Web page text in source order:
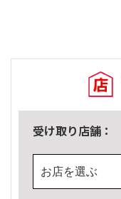
受け取り店舗：
お店を選ぶ